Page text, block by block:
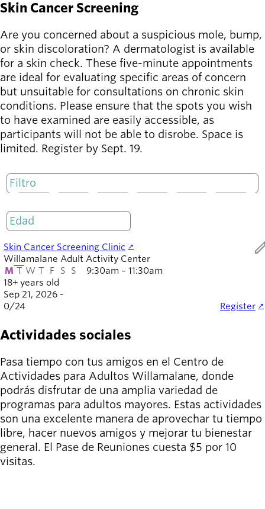
Skin Cancer Screening
Are you concerned about a suspicious mole, bump,
or skin discoloration? A dermatologist is available
for a skin check. These five-minute appointments
are ideal for evaluating specific areas of concern
but unsuitable for consultations on chronic skin
conditions. Please ensure that the spots you wish
to have examined are easily accessible, as
participants will not be able to disrobe. Space is
limited. Register by Sept. 19.
Skin Cancer Screening Clinic
18+ years old
Willamalane Adult Activity Center
M T W T F S S
Sep 21, 2026 -
9:30am – 11:30am
0/24 Register
Actividades sociales
Pasa tiempo con tus amigos en el Centro de
Actividades para Adultos Willamalane, donde
podrás disfrutar de una amplia variedad de
programas para adultos mayores. Estas actividades
son una excelente manera de aprovechar tu tiempo
libre, hacer nuevos amigos y mejorar tu bienestar
general. El Pase de Reuniones cuesta $5 por 10
visitas.